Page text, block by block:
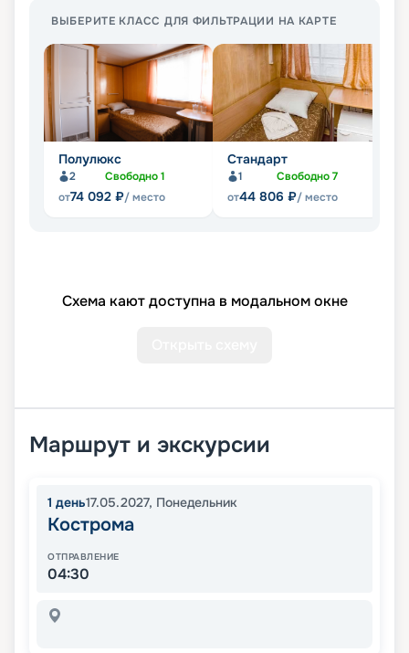
ВЫБЕРИТЕ КЛАСС ДЛЯ ФИЛЬТРАЦИИ НА КАРТЕ
Полулюкс
2 Свободно1
от74 092 ₽/ место
Стандарт
1 Свободно7
от44 806 ₽/ место
Схема кают доступна в модальном окне
Маршрут и экскурсии
1 день17.05.2027, Понедельник
Кострома
ОТПРАВЛЕНИЕ
04:30